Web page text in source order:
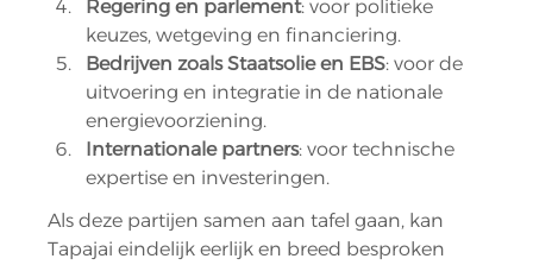
Regering en parlement: voor politieke
keuzes, wetgeving en financiering.
Bedrijven zoals Staatsolie en EBS: voor de
uitvoering en integratie in de nationale
energievoorziening.
Internationale partners: voor technische
expertise en investeringen.
Als deze partijen samen aan tafel gaan, kan
Tapajai eindelijk eerlijk en breed besproken